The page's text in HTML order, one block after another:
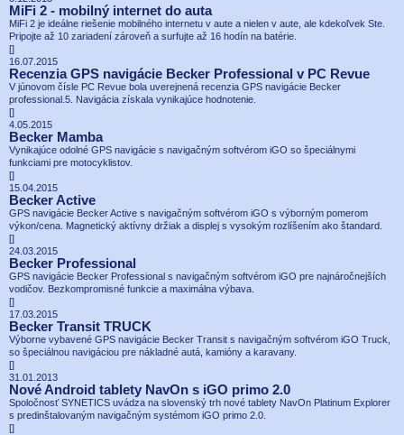
MiFi 2 - mobilný internet do auta
MiFi 2 je ideálne riešenie mobilného internetu v aute a nielen v aute, ale kdekoľvek Ste.
Pripojte až 10 zariadení zároveň a surfujte až 16 hodín na batérie.
[]
16.07.2015
Recenzia GPS navigácie Becker Professional v PC Revue
V júnovom čísle PC Revue bola uverejnená recenzia GPS navigácie Becker
professional.5. Navigácia získala vynikajúce hodnotenie.
[]
4.05.2015
Becker Mamba
Vynikajúce odolné GPS navigácie s navigačným softvérom iGO so špeciálnymi
funkciami pre motocyklistov.
[]
15.04.2015
Becker Active
GPS navigácie Becker Active s navigačným softvérom iGO s výborným pomerom
výkon/cena. Magnetický aktívny držiak a displej s vysokým rozlíšením ako štandard.
[]
24.03.2015
Becker Professional
GPS navigácie Becker Professional s navigačným softvérom iGO pre najnáročnejších
vodičov. Bezkompromisné funkcie a maximálna výbava.
[]
17.03.2015
Becker Transit TRUCK
Výborne vybavené GPS navigácie Becker Transit s navigačným softvérom iGO Truck,
so špeciálnou navigáciou pre nákladné autá, kamióny a karavany.
[]
31.01.2013
Nové Android tablety NavOn s iGO primo 2.0
Spoločnosť SYNETICS uvádza na slovenský trh nové tablety NavOn Platinum Explorer
s predinštalovaným navigačným systémom iGO primo 2.0.
[]